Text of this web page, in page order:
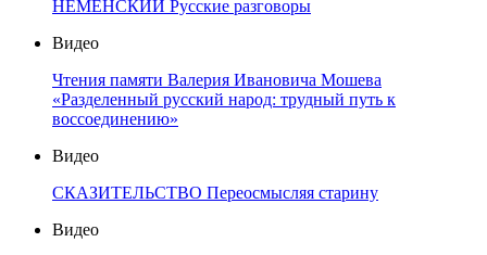
НЕМЕНСКИЙ Русские разговоры
Видео
Чтения памяти Валерия Ивановича Мошева
«Разделенный русский народ: трудный путь к
воссоединению»
Видео
СКАЗИТЕЛЬСТВО Переосмысляя старину
Видео